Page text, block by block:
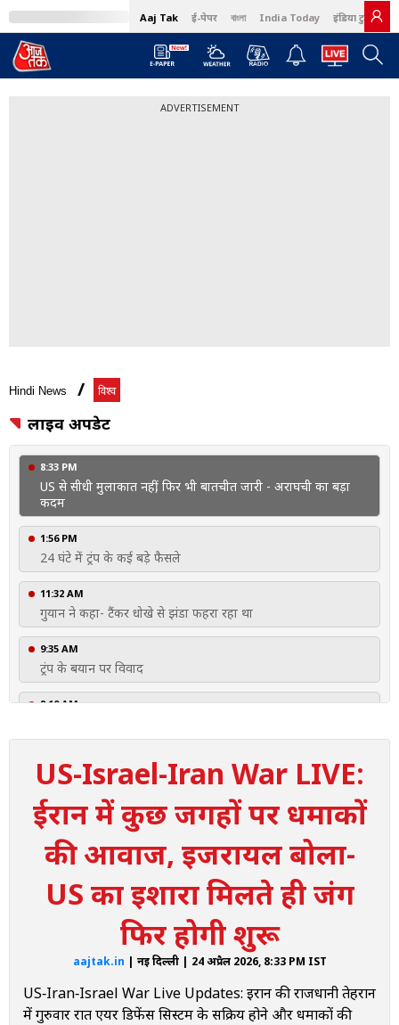
Aaj Tak ई-पेपर বাংলা India Today इंडिया टुडे हिंदी
ADVERTISEMENT
Hindi News विश्व
लाइव अपडेट
8:33 PM
US से सीधी मुलाकात नहीं, फिर भी बातचीत जारी - अराघची का बड़ा
कदम
1:56 PM
24 घंटे में ट्रंप के कई बड़े फैसले
11:32 AM
गुयान ने कहा- टैंकर धोखे से झंडा फहरा रहा था
9:35 AM
ट्रंप के बयान पर विवाद
8:10 AM
मोजतबा खामेनेई का इलाज जारी
6:59 AM
ईरान की मांग- अमेरिका नाकाबंदी हटाए
ईरान के खिलाफ अमेरिका बना रहा योजना
कुवैत ने खोला अपना एयरस्पेस
हिज्बुल्लाह ने इजरायल के श्टुला में दागे रॉकेट
US-Israel-Iran War LIVE:
ईरान में कुछ जगहों पर धमाकों
की आवाज, इजरायल बोला-
US का इशारा मिलते ही जंग
फिर होगी शुरू
aajtak.in | नई दिल्ली | 24 अप्रैल 2026, 8:33 PM IST
US‑Iran‑Israel War Live Updates: ईरान की राजधानी तेहरान
में गुरुवार रात एयर डिफेंस सिस्टम के सक्रिय होने और धमाकों की